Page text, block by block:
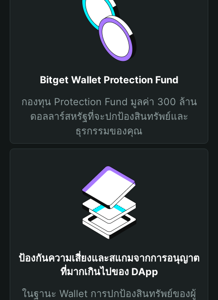
Bitget Wallet Protection Fund
กองทุน Protection Fund มูลค่า 300 ล้าน
ดอลลาร์สหรัฐที่จะปกป้องสินทรัพย์และ
ธุรกรรมของคุณ
ป้องกันความเสี่ยงและสแกมจากการอนุญาต
ที่มากเกินไปของ DApp
ในฐานะ Wallet การปกป้องสินทรัพย์ของผู้